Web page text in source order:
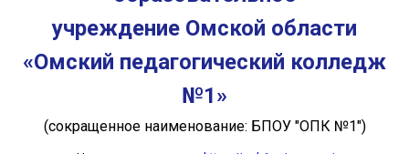
учреждение Омской области
«Омский педагогический колледж
№1»
(сокращенное наименование: БПОУ "ОПК №1")